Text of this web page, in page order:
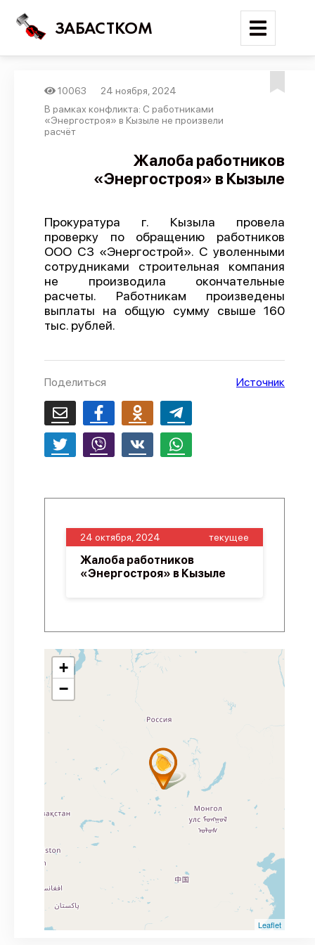
ЗАБАСТКОМ
Войти
Новости
Карта событий
Трудовые конфликты
Отчеты
Предложить публикацию
Справочник
API
Политика конфиденциальности
10063
24 ноября, 2024
В рамках конфликта: С работниками
«Энергостроя» в Кызыле не произвели
расчёт
Жалоба работников
«Энергостроя» в Кызыле
Прокуратура г. Кызыла провела
проверку по обращению работников
ООО СЗ «Энергострой». С уволенными
сотрудниками строительная компания
не производила окончательные
расчеты. Работникам произведены
выплаты на общую сумму свыше 160
тыс. рублей.
Поделиться Источник
24 октября, 2024 текущее
Жалоба работников
«Энергостроя» в Кызыле
+
−
Leaflet